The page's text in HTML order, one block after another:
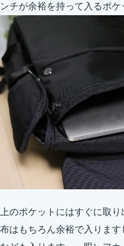
ンチが余裕を持って入るポケ
上のポケットにはすぐに取
布はもちろん余裕で入りま